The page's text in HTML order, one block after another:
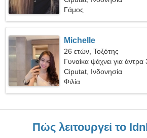
Γάμος
Michelle
26 ετών, Τοξότης
Γυναίκα ψάχνει για άντρα
Ciputat, Ινδονησία
Φιλία
Πώς λειτουργεί το